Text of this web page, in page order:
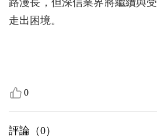
路漫長，但深信業界將繼續與
走出困境。
0
評論（0）